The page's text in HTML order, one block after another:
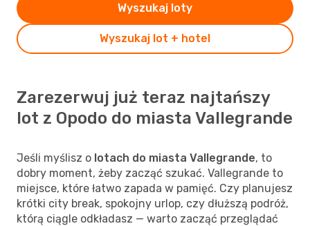
Wyszukaj lot + hotel
Wyszukaj loty
Zarezerwuj już teraz najtańszy
lot z Opodo do miasta Vallegrande
Jeśli myślisz o lotach do miasta Vallegrande, to
dobry moment, żeby zacząć szukać. Vallegrande to
miejsce, które łatwo zapada w pamięć. Czy planujesz
krótki city break, spokojny urlop, czy dłuższą podróż,
którą ciągle odkładasz — warto zacząć przeglądać